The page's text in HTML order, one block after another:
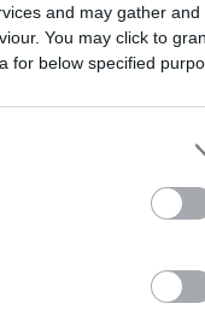
and may gather and
You may click to
for below specified